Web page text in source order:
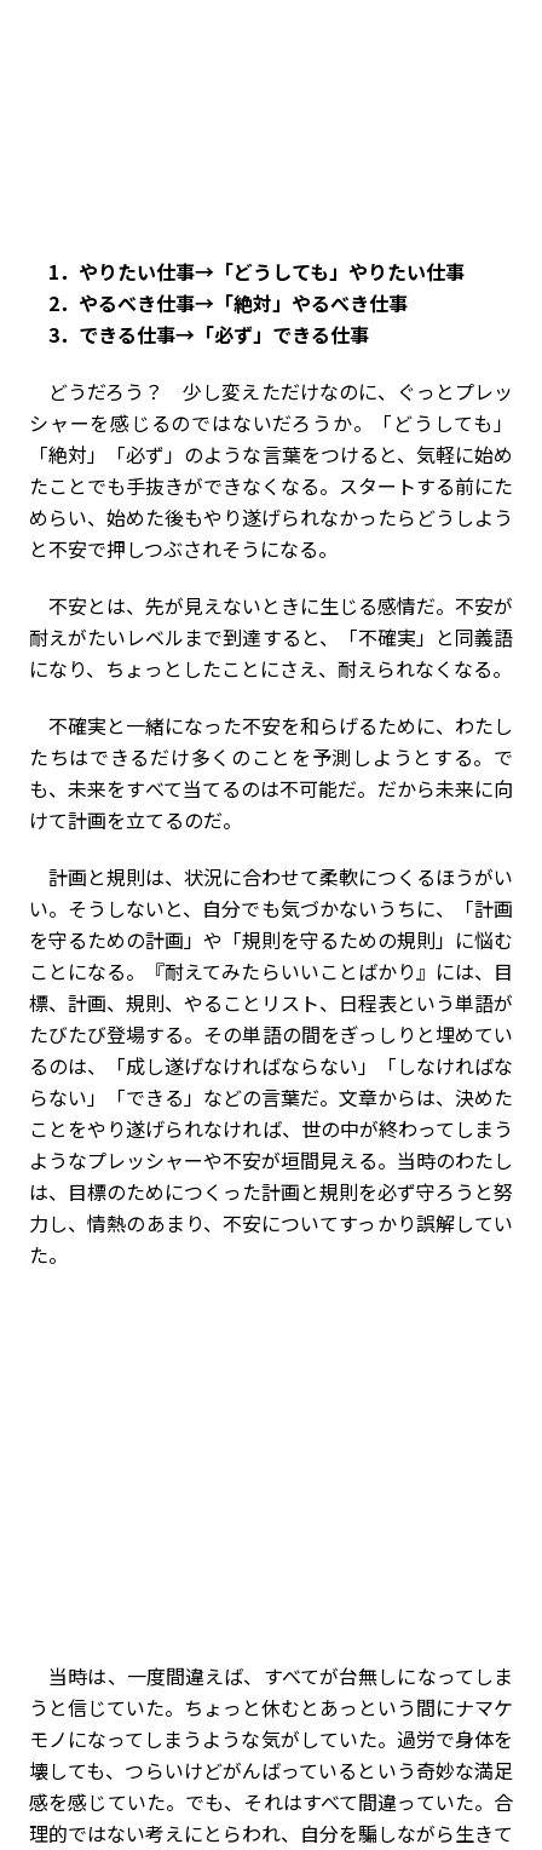
1．やりたい仕事→「どうしても」やりたい仕事
2．やるべき仕事→「絶対」やるべき仕事
3．できる仕事→「必ず」できる仕事
どうだろう？ 少し変えただけなのに、ぐっとプレッ
シャーを感じるのではないだろうか。「どうしても」
「絶対」「必ず」のような言葉をつけると、気軽に始め
たことでも手抜きができなくなる。スタートする前にた
めらい、始めた後もやり遂げられなかったらどうしよう
と不安で押しつぶされそうになる。
不安とは、先が見えないときに生じる感情だ。不安が
耐えがたいレベルまで到達すると、「不確実」と同義語
になり、ちょっとしたことにさえ、耐えられなくなる。
不確実と一緒になった不安を和らげるために、わたし
たちはできるだけ多くのことを予測しようとする。で
も、未来をすべて当てるのは不可能だ。だから未来に向
けて計画を立てるのだ。
計画と規則は、状況に合わせて柔軟につくるほうがい
い。そうしないと、自分でも気づかないうちに、「計画
を守るための計画」や「規則を守るための規則」に悩む
ことになる。『耐えてみたらいいことばかり』には、目
標、計画、規則、やることリスト、日程表という単語が
たびたび登場する。その単語の間をぎっしりと埋めてい
るのは、「成し遂げなければならない」「しなければな
らない」「できる」などの言葉だ。文章からは、決めた
ことをやり遂げられなければ、世の中が終わってしまう
ようなプレッシャーや不安が垣間見える。当時のわたし
は、目標のためにつくった計画と規則を必ず守ろうと努
力し、情熱のあまり、不安についてすっかり誤解してい
た。
当時は、一度間違えば、すべてが台無しになってしま
うと信じていた。ちょっと休むとあっという間にナマケ
モノになってしまうような気がしていた。過労で身体を
壊しても、つらいけどがんばっているという奇妙な満足
感を感じていた。でも、それはすべて間違っていた。合
理的ではない考えにとらわれ、自分を騙しながら生きて